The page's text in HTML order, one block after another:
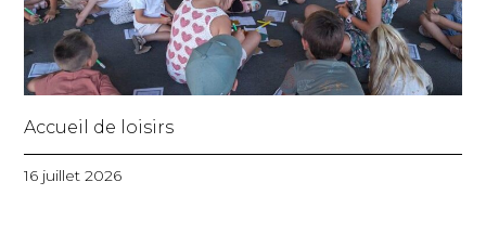
Accueil de loisirs
16 juillet 2026